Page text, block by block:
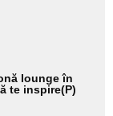
lounge în
te inspire(P)